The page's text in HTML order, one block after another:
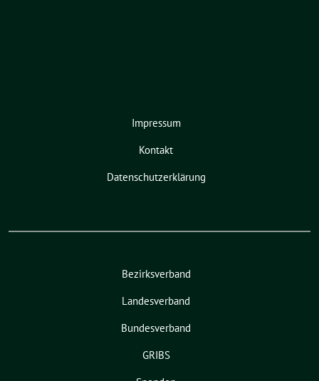
Impressum
Kontakt
Datenschutzerklärung
Bezirksverband
Landesverband
Bundesverband
GRIBS